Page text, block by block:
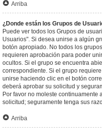
Arriba
¿Donde están los Grupos de
Puede ver todos los Grupos de
Usuarios". Si desea unirse a algún
botón apropiado. No todos los
requieren aprobación para poder
ocultos. Si el grupo se encuentra
correspondiente. Si el grupo
unirse haciendo clic en el botón
deberá aprobar su solicitud y
Por favor no moleste continuamente
solicitud; seguramente tenga sus
Arriba